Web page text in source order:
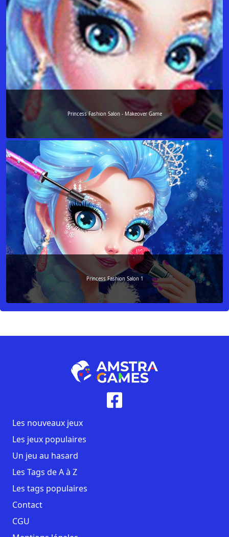
Princess Fashion Salon - Makeover Game
Princess Fashion Salon 1
Les nouveaux jeux
Les jeux populaires
Un jeu au hasard
Les Tags de A à Z
Les tags populaires
Contact
CGU